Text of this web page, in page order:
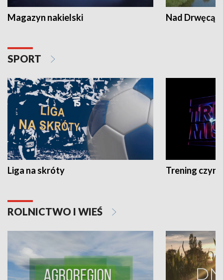
Magazyn nakielski Nad Drwęcą
SPORT
Liga na skróty Trening czyni
ROLNICTWO I WIEŚ